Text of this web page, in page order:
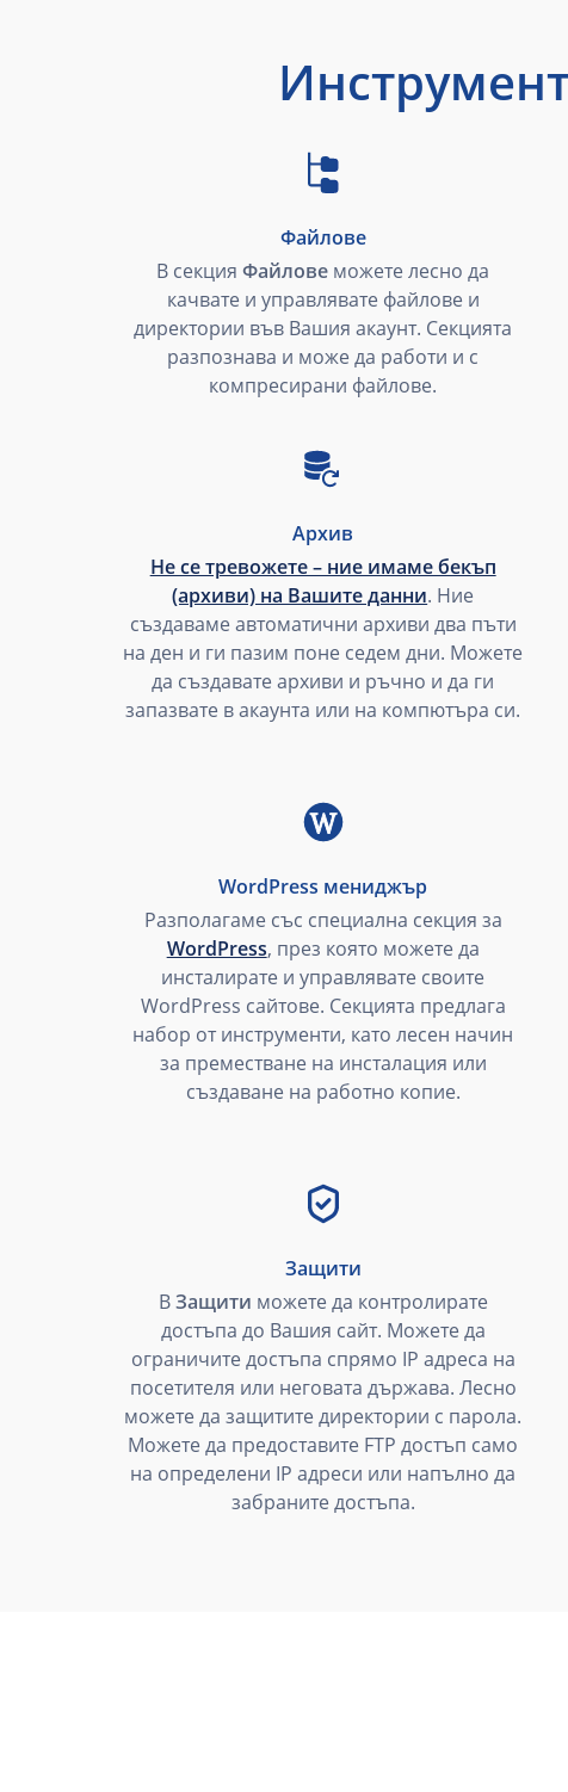
Файлове
В секцияФайлове можете лесно да
качвате и управлявате файлове и
директории във Вашия акаунт. Секцията
разпознава и може да работи и с
компресирани файлове.
Архив
Не се тревожете – ние имаме бекъп
(архиви) на Вашите данни. Ние
създаваме автоматични архиви два пъти
на ден и ги пазим поне седем дни. Можете
да създавате архиви и ръчно и да ги
запазвате в акаунта или на компютъра си.
WordPress мениджър
Разполагаме със специална секция за
WordPress, през която можете да
инсталирате и управлявате своите
WordPress сайтове. Секцията предлага
набор от инструменти, като лесен начин
за преместване на инсталация или
създаване на работно копие.
Защити
ВЗащити можете да контролирате
достъпа до Вашия сайт. Можете да
ограничите достъпа спрямо IP адреса на
посетителя или неговата държава. Лесно
можете да защитите директории с парола.
Можете да предоставите FTP достъп само
на определени IP адреси или напълно да
забраните достъпа.